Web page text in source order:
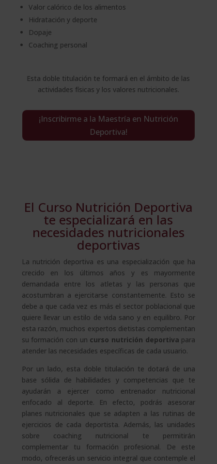
Valor calórico de los alimentos
Hidratación y deporte
Dopaje
Coaching personal
Esta doble titulación te formará en el ámbito de las
actividades físicas y los valores nutricionales.
¡Inscribirme a la Maestría en Nutrición
Deportiva!
El Curso Nutrición Deportiva
te especializará en las
necesidades nutricionales
deportivas
La nutrición deportiva es una especialización que ha
crecido en los últimos años y es mayormente
demandada entre los atletas y las personas que
acostumbran a ejercitarse constantemente. Esto se
debe a que cada vez es más el sector poblacional que
quiere llevar un estilo de vida sano y en equilibro. Por
esta razón, muchos expertos dietistas complementan
su formación con un curso nutrición deportiva para
atender las necesidades específicas de cada usuario.
Por un lado, esta doble titulación te dotará de una
base sólida de habilidades y competencias que te
ayudarán a ejercer como entrenador nutricional
enfocado al deporte. En efecto, podrás asesorar
planes nutricionales que se adapten a las rutinas de
ejercicios de cada deportista. Además, las unidades
sobre coaching nutricional te permitirán
complementar tu formación profesional. De este
modo, ofrecerás un servicio integral que contemple el